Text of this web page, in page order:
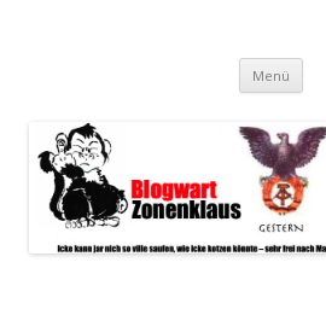
spiegeln im wesentlichen denMenü Zum